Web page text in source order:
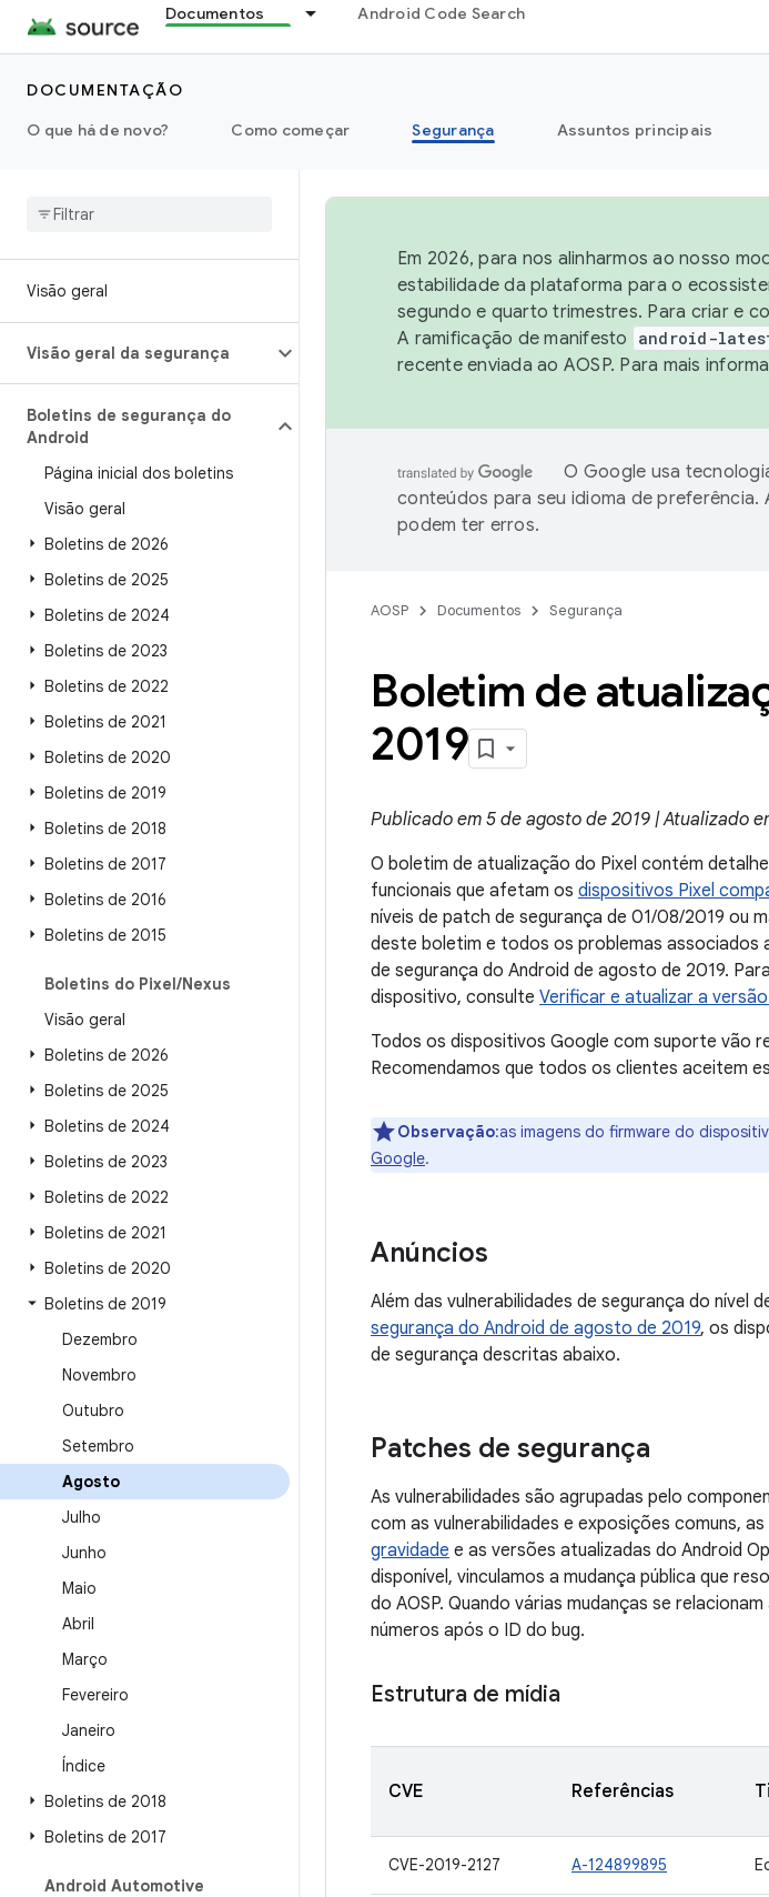
Documentos Android Code Search
DOCUMENTAÇÃO
O que há de novo?
Como começar Segurança Assuntos principais
Visão geral
Visão geral da segurança
Boletins de segurança do
Android
Página inicial dos boletins
Visão geral
Boletins de 2026
Boletins de 2025
Boletins de 2024
Boletins de 2023
Boletins de 2022
Boletins de 2021
Boletins de 2020
Boletins de 2019
Boletins de 2018
Boletins de 2017
Boletins de 2016
Boletins de 2015
Boletins do Pixel/Nexus
Visão geral
Boletins de 2026
Boletins de 2025
Boletins de 2024
Boletins de 2023
Boletins de 2022
Boletins de 2021
Boletins de 2020
Boletins de 2019
Dezembro
Novembro
Outubro
Setembro
Agosto
Julho
Junho
Maio
Abril
Março
Fevereiro
Janeiro
Índice
Boletins de 2018
Boletins de 2017
Android Automotive
Em 2026, para nos alinharmos ao nosso
estabilidade da plataforma para o
segundo e quarto trimestres. Para criar e
A ramificação de manifesto
android-
recente enviada ao AOSP. Para mais
O Google usa
conteúdos para seu idioma de preferência.
podem ter erros.
AOSP Documentos Segurança
Boletim de
2019
Publicado em 5 de agosto de 2019 | Atualizado
O boletim de atualização do Pixel contém
funcionais que afetam os dispositivos Pixel
níveis de patch de segurança de 01/08/2019 ou
deste boletim e todos os problemas associados
de segurança do Android de agosto de 2019.
dispositivo, consulte Verificar e atualizar a
Todos os dispositivos Google com suporte vão
Recomendamos que todos os clientes aceitem
Observação:as imagens do firmware do
Google.
Anúncios
Além das vulnerabilidades de segurança do
segurança do Android de agosto de 2019, os
de segurança descritas abaixo.
Patches de segurança
As vulnerabilidades são agrupadas pelo
com as vulnerabilidades e exposições comuns,
gravidade e as versões atualizadas do Android
disponível, vinculamos a mudança pública que
do AOSP. Quando várias mudanças se
números após o ID do bug.
Estrutura de mídia
CVE Referências
CVE-2019-2127 A-124899895